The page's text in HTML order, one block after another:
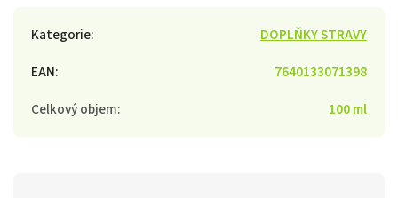
Kategorie:
DOPLŇKY STRAVY
EAN:
7640133071398
Celkový objem: 100 ml